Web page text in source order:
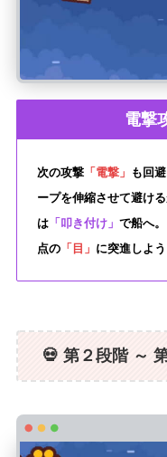
電撃
次の攻撃 「電撃」 も回
ープを伸縮させて避け
は 「叩き付け」で船へ
点の 「目」 に突進しよう
💀 第２段階 ～